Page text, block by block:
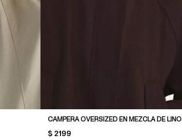
CAMPERA OVERSIZED EN MEZCLA DE LINO
PRICE:
$ 2199